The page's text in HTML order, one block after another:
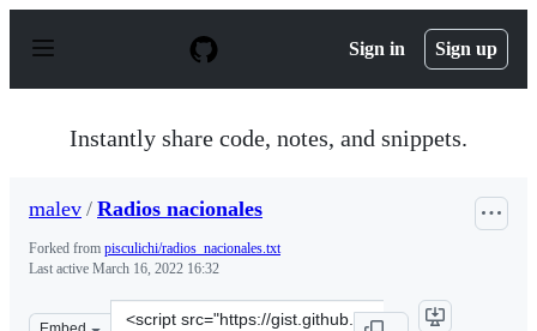
p
Sign in Sign up
Instantly share code, notes, and snippets.
malev / Radios nacionales
Forked from pisculichi/radios_nacionales.txt
Last active March 16, 2022 16:32
Clone